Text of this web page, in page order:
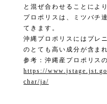
と混ぜ合わせることによ
プロポリスは、ミツバチ
てきます。
沖縄プロポリスにはプレ
のとても高い成分が含ま
参考：沖縄産プロポリス
https://
char/ja/